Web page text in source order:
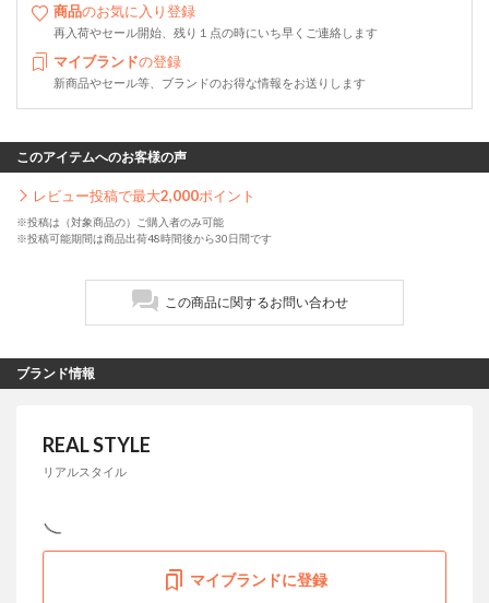
商品のお気に入り登録
再入荷やセール開始、残り１点の時にいち早くご連絡します
マイブランドの登録
新商品やセール等、ブランドのお得な情報をお送りします
このアイテムへのお客様の声
レビュー投稿で最大2,000ポイント
※投稿は（対象商品の）ご購入者のみ可能
※投稿可能期間は商品出荷48時間後から30日間です
この商品に関するお問い合わせ
ブランド情報
REAL STYLE
リアルスタイル
マイブランドに登録